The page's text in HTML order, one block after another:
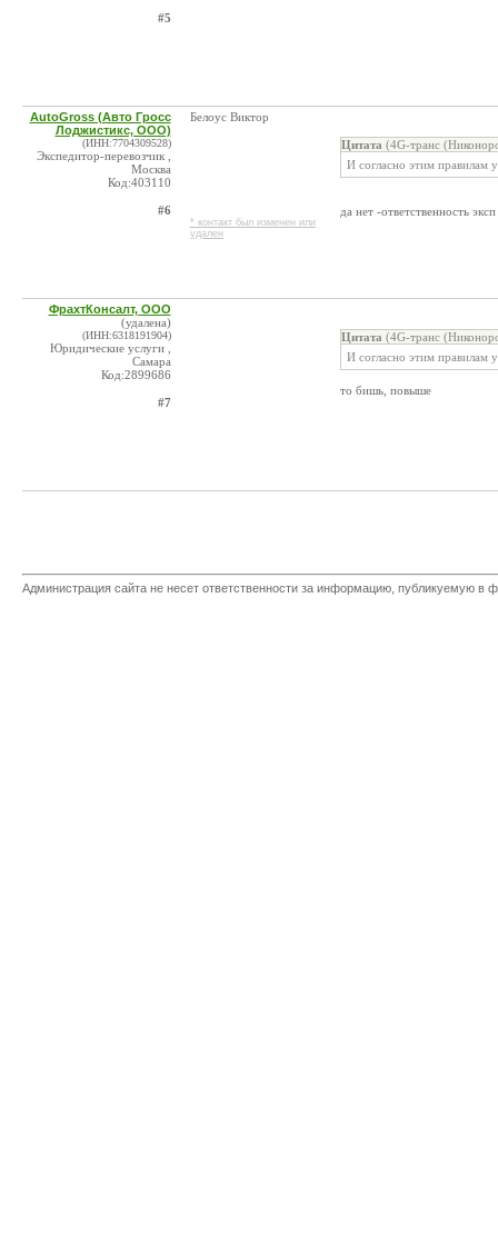
#5
AutoGross (Авто Гросс
Лоджистикс, ООО)
(ИНН:7704309528)
Экспедитор-перевозчик ,
Москва
Код:403110
#6
Белоус Виктор
* контакт был изменен или
удален
Цитата (4G-транс
И согласно этим правилам
да нет -ответственность
ФрахтКонсалт, ООО
(удалена)
(ИНН:6318191904)
Юридические услуги ,
Самара
Код:2899686
#7
Цитата (4G-транс
И согласно этим правилам
то бишь, повыше
Администрация сайта не несет ответственности за информацию, публикуемую